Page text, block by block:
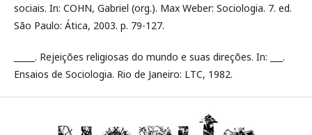
sociais. In: COHN, Gabriel (org.). Max Weber: Sociologia. 7. ed.
São Paulo: Ática, 2003. p. 79-127.
_____. Rejeições religiosas do mundo e suas direções. In: ___.
Ensaios de Sociologia. Rio de Janeiro: LTC, 1982.